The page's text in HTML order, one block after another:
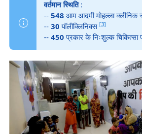
वर्तमान स्थिति:
-- 548 आम आदमी मोहल्ला
-- 30 पॉलीक्लिनिक्स[3]
-- 450 प्रकार के निःशुल्क चिकित्सा